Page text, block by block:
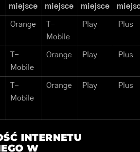
miejsce
miejsce
miejsce
Orange
T-
Mobile
Play Plus
T-
Mobile
Orange Play Plus
T-
Mobile
Orange Play Plus
INTERNETU
W